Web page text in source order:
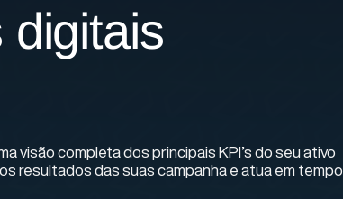
digitais
visão completa dos principais KPI’s do seu ativo
resultados das suas campanha e atua em tempo